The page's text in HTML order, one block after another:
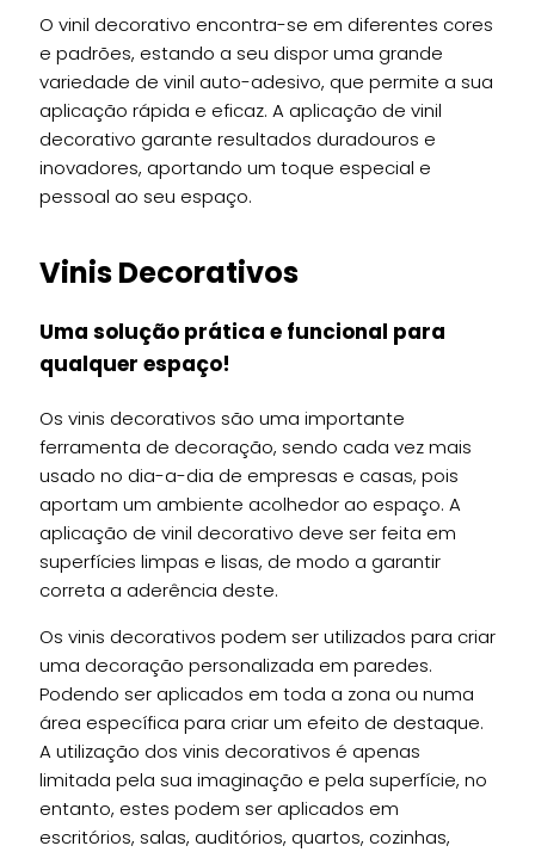
O vinil decorativo encontra-se em diferentes cores
e padrões, estando a seu dispor uma grande
variedade de vinil auto-adesivo, que permite a sua
aplicação rápida e eficaz. A aplicação de vinil
decorativo garante resultados duradouros e
inovadores, aportando um toque especial e
pessoal ao seu espaço.
Vinis Decorativos
Uma solução prática e funcional para
qualquer espaço!
Os vinis decorativos são uma importante
ferramenta de decoração, sendo cada vez mais
usado no dia-a-dia de empresas e casas, pois
aportam um ambiente acolhedor ao espaço. A
aplicação de vinil decorativo deve ser feita em
superfícies limpas e lisas, de modo a garantir
correta a aderência deste.
Os vinis decorativos podem ser utilizados para criar
uma decoração personalizada em paredes.
Podendo ser aplicados em toda a zona ou numa
área específica para criar um efeito de destaque.
A utilização dos vinis decorativos é apenas
limitada pela sua imaginação e pela superfície, no
entanto, estes podem ser aplicados em
escritórios, salas, auditórios, quartos, cozinhas,